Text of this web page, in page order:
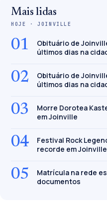
Mais lidas
HOJE · JOINVILLE
01
Obituário de
últimos dias na
02
Obituário de
últimos dias na
03
Morre Dorotea
em Joinville
04
Festival Rock
recorde em
05
Matrícula na rede
documentos